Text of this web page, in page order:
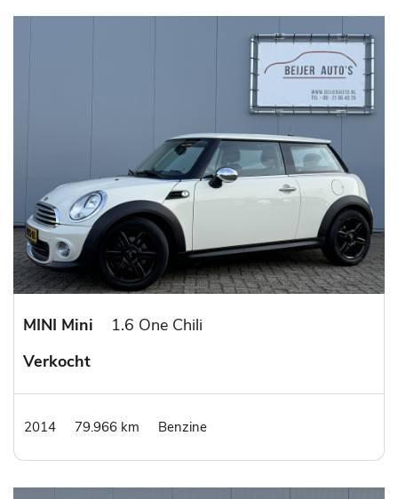
MINI Mini
1.6 One Chili
Verkocht
2014 79.966 km Benzine